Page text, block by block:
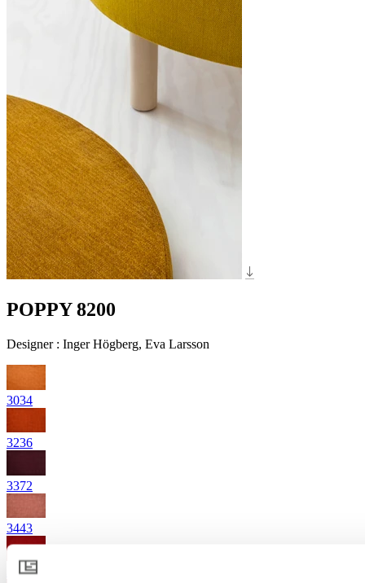
POPPY 8200
Designer : Inger Högberg, Eva Larsson
3034
3236
3372
3443
3518